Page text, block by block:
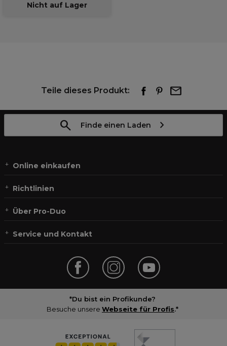
Nicht auf Lager
Teile dieses Produkt:
Finde einen Laden
Online einkaufen
Richtlinien
Über Pro-Duo
Service und Kontakt
*Du bist ein Profikunde?
Besuche unsere Webseite für Profis.*